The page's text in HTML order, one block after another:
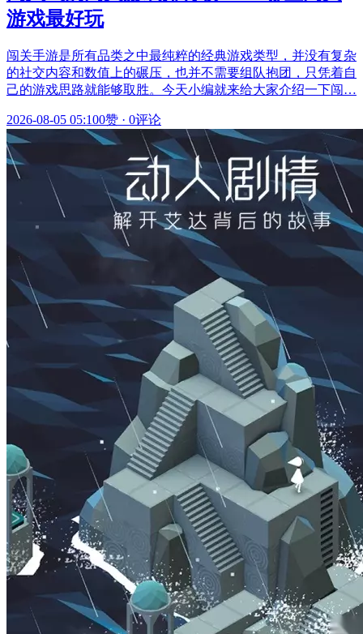
游戏最好玩
闯关手游是所有品类之中最纯粹的经典游戏类型，并没有复杂
的社交内容和数值上的碾压，也并不需要组队抱团，只凭着自
己的游戏思路就能够取胜。今天小编就来给大家介绍一下闯…
2026-08-05 05:100赞 · 0评论